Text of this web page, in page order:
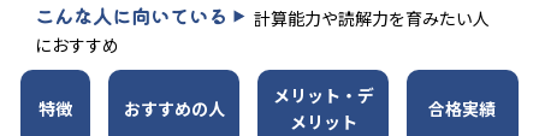
こんな人に向いている
計算能力や読解力を育みたい人
におすすめ
特徴 おすすめの人
メリット・デ
メリット
合格実績